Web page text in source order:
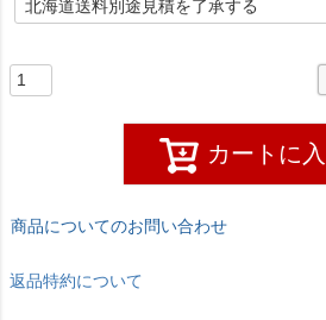
須
カートに
商品についてのお問い合わせ
返品特約について